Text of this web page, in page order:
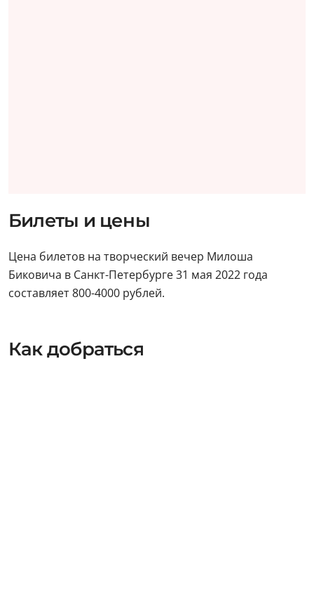
Билеты и цены
Цена билетов на творческий вечер Милоша
Биковича в Санкт-Петербурге 31 мая 2022 года
составляет 800-4000 рублей.
Как добраться